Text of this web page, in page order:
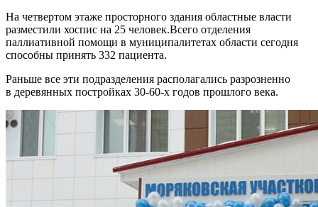
На четвертом этаже просторного здания областные власти
разместили хоспис на 25 человек.Всего отделения
паллиативной помощи в муниципалитетах области сегодня
способны принять 332 пациента.
Раньше все эти подразделения располагались разрозненно
в деревянных постройках 30-60-х годов прошлого века.